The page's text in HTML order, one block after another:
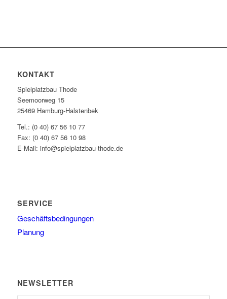
KONTAKT
Spielplatzbau Thode
Seemoorweg 15
25469 Hamburg-Halstenbek
Tel.: (0 40) 67 56 10 77
Fax: (0 40) 67 56 10 98
E-Mail: info@spielplatzbau-thode.de
SERVICE
Geschäftsbedingungen
Planung
NEWSLETTER